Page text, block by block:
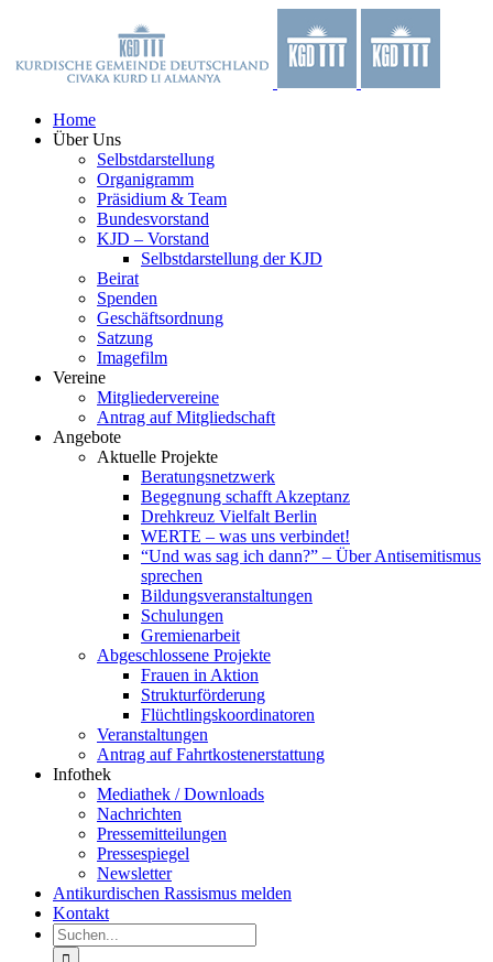
springen
Home
Über Uns
Selbstdarstellung
Organigramm
Präsidium & Team
Bundesvorstand
KJD – Vorstand
Selbstdarstellung der KJD
Beirat
Spenden
Geschäftsordnung
Satzung
Imagefilm
Vereine
Mitgliedervereine
Antrag auf Mitgliedschaft
Angebote
Aktuelle Projekte
Beratungsnetzwerk
Begegnung schafft Akzeptanz
Drehkreuz Vielfalt Berlin
WERTE – was uns verbindet!
“Und was sag ich dann?” – Über Antisemitismus
sprechen
Bildungsveranstaltungen
Schulungen
Gremienarbeit
Abgeschlossene Projekte
Frauen in Aktion
Strukturförderung
Flüchtlingskoordinatoren
Veranstaltungen
Antrag auf Fahrtkostenerstattung
Infothek
Mediathek / Downloads
Nachrichten
Pressemitteilungen
Pressespiegel
Newsletter
Antikurdischen Rassismus melden
Kontakt
Suche
nach: